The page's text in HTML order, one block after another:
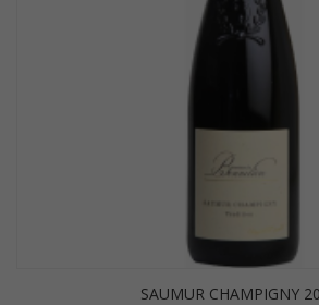
SAUMUR CHAMPIGNY